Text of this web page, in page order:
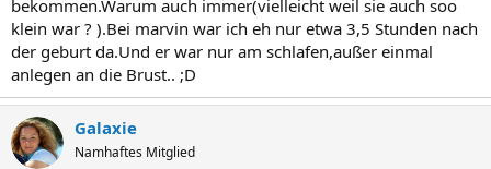
bekommen.Warum auch immer(vielleicht weil sie auch soo
klein war ? ).Bei marvin war ich eh nur etwa 3,5 Stunden nach
der geburt da.Und er war nur am schlafen,außer einmal
anlegen an die Brust.. ;D
Galaxie
Namhaftes Mitglied